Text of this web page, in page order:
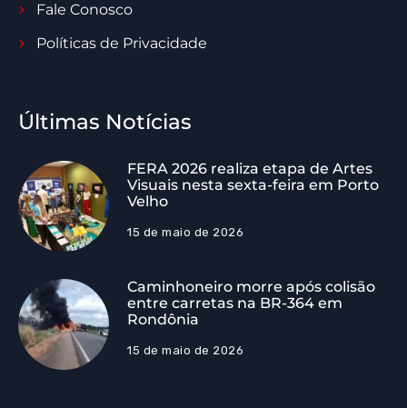
Fale Conosco
Políticas de Privacidade
Últimas Notícias
FERA 2026 realiza etapa de Artes
Visuais nesta sexta-feira em Porto
Velho
15 de maio de 2026
Caminhoneiro morre após colisão
entre carretas na BR-364 em
Rondônia
15 de maio de 2026